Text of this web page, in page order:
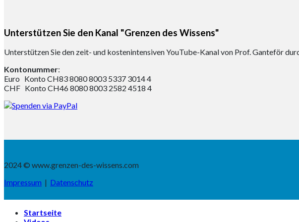
Unterstützen Sie den Kanal "Grenzen des Wissens"
Unterstützen Sie den zeit- und kostenintensiven YouTube-Kanal von Prof. Ganteför
Kontonummer:
Euro Konto CH83 8080 8003 5337 3014 4
CHF Konto CH46 8080 8003 2582 4518 4
2024 © www.grenzen-des-wissens.com
Impressum | Datenschutz
Startseite